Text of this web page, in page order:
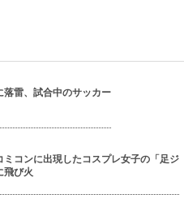
落雷、試合中のサッカー
ミコンに出現したコスプレ女子の「足ジ
飛び火